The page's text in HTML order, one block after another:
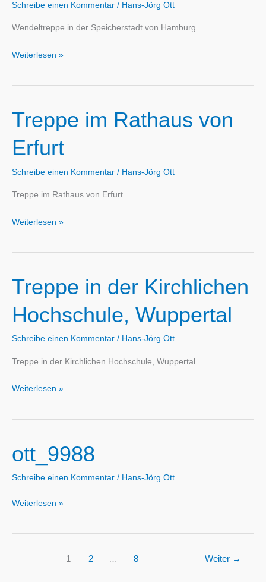
Schreibe einen Kommentar / Hans-Jörg Ott
Wendeltreppe in der Speicherstadt von Hamburg
Wendeltreppe
der
von
Hamburg
Weiterlesen »
Treppe im Rathaus von
Erfurt
Schreibe einen Kommentar / Hans-Jörg Ott
Treppe im Rathaus von Erfurt
Treppe
Rathaus
Erfurt
Weiterlesen »
Treppe in der Kirchlichen
Hochschule, Wuppertal
Schreibe einen Kommentar / Hans-Jörg Ott
Treppe in der Kirchlichen Hochschule, Wuppertal
Treppe
der
Hochschule,
Wuppertal
Weiterlesen »
ott_9988
Schreibe einen Kommentar / Hans-Jörg Ott
ott_9988
Weiterlesen »
1 2 … 8 Weiter →